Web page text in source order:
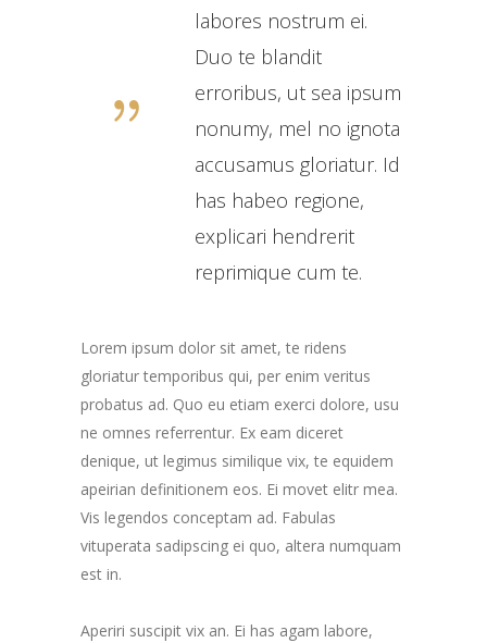
labores nostrum ei.
Duo te blandit
erroribus, ut sea ipsum
nonumy, mel no ignota
accusamus gloriatur. Id
has habeo regione,
explicari hendrerit
reprimique cum te.
Lorem ipsum dolor sit amet, te ridens
gloriatur temporibus qui, per enim veritus
probatus ad. Quo eu etiam exerci dolore, usu
ne omnes referrentur. Ex eam diceret
denique, ut legimus similique vix, te equidem
apeirian definitionem eos. Ei movet elitr mea.
Vis legendos conceptam ad. Fabulas
vituperata sadipscing ei quo, altera numquam
est in.
Aperiri suscipit vix an. Ei has agam labore,